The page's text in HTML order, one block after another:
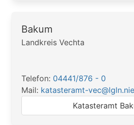
Bakum
Landkreis Vechta
Telefon: 04441/876 - 0
Mail: katasteramt-
Katasteramt